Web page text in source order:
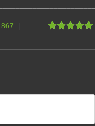
867
|